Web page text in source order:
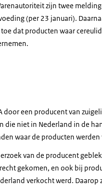
zijn twee
(per 23 januari).
dat producten waar
door een producent van
niet in Nederland in de
waar de producten
van de producent
gekomen, en ook bij
verkocht werd.